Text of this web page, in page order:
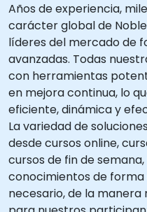
Años de experiencia,
carácter global de
líderes del mercado de
avanzadas. Todas
con herramientas
en mejora continua, lo
eficiente, dinámica y
La variedad de
desde cursos online,
cursos de fin de
conocimientos de forma
necesario, de la